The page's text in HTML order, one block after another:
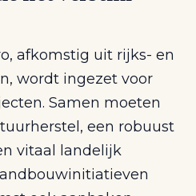
afkomstig uit rijks- en
wordt ingezet voor
Samen moeten
een robuust
vitaal landelijk